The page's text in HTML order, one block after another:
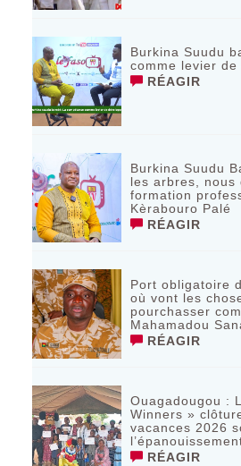
Burkina Suudu
comme levier
RÉAGIR
Burkina Suudu
les arbres, nous
formation
Kèrabouro Palé
RÉAGIR
Port obligatoire
où vont les
pourchasser
Mahamadou
RÉAGIR
Ouagadougou :
Winners »
vacances 2026
RÉAGIR